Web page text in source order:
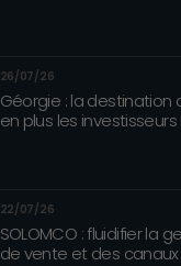
26/07/26
Géorgie : la destination
en plus les
22/07/26
SOLOMCO : fluidifier la
de vente et des